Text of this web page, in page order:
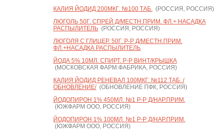
КАЛИЯ ЙОДИД 200МКГ. №100 ТАБ.(РОССИЯ, РОССИЯ)
ЛЮГОЛЬ 50Г. СПРЕЙ Д/МЕСТН.ПРИМ. ФЛ.+ НАСАДКА
РАСПЫЛИТЕЛЬ(РОССИЯ, РОССИЯ)
ЛЮГОЛЯ С ГЛИЦЕР. 50Г. Р-Р Д/МЕСТН.ПРИМ.
ФЛ.+НАСАДКА РАСПЫЛИТЕЛЬ
ЙОДА 5% 10МЛ. СПИРТ. Р-Р ВИНТ/КРЫШКА
(МОСКОВСКАЯ ФАРМ.ФАБРИКА, РОССИЯ)
КАЛИЯ ЙОДИД РЕНЕВАЛ 100МКГ. №112 ТАБ. /
ОБНОВЛЕНИЕ/(ОБНОВЛЕНИЕ ПФК, РОССИЯ)
ЙОДОПИРОН 1% 450МЛ. №1 Р-Р Д/НАР.ПРИМ.
(ЮЖФАРМ ООО, РОССИЯ)
ЙОДОПИРОН 1% 100МЛ. №1 Р-Р Д/НАР.ПРИМ.
(ЮЖФАРМ ООО, РОССИЯ)